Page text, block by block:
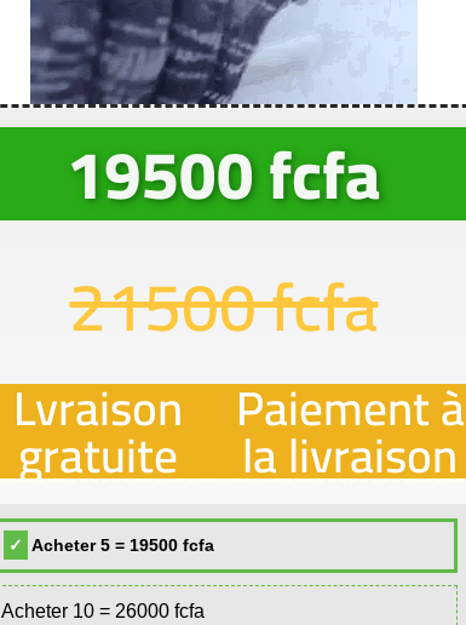
19500 fcfa
21500 fcfa
Lvraison
gratuite
Paiement à
la livraison
Acheter 5 = 19500 fcfa
Acheter 10 = 26000 fcfa